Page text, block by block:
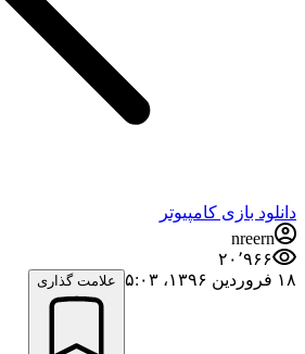
دانلود بازی کامپیوتر
nreern
۲۰٬۹۶۶
۱۸ فروردین ۱۳۹۶،‏ ۵:۰۳
علامت گذاری